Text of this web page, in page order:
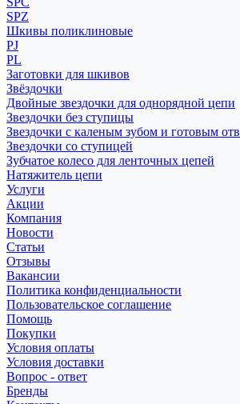
SPZ
Шкивы поликлиновые
PJ
PL
Заготовки для шкивов
Звёздочки
Двойные звездочки для однорядной цепи
Звездочки без ступицы
Звездочки с каленым зубом и готовым
Звездочки со ступицей
Зубчатое колесо для ленточных цепей
Натяжитель цепи
Услуги
Акции
Компания
Новости
Статьи
Отзывы
Вакансии
Политика конфиденциальности
Пользовательское соглашение
Помощь
Покупки
Условия оплаты
Условия доставки
Вопрос - ответ
Бренды